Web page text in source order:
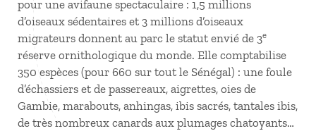
pour une avifaune spectaculaire : 1,5 millions
d’oiseaux sédentaires et 3 millions d’oiseaux
migrateurs donnent au parc le statut envié de 3e
réserve ornithologique du monde. Elle comptabilise
350 espèces (pour 660 sur tout le Sénégal) : une foule
d’échassiers et de passereaux, aigrettes, oies de
Gambie, marabouts, anhingas, ibis sacrés, tantales ibis,
de très nombreux canards aux plumages chatoyants…